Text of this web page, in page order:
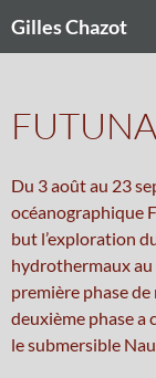
Gilles Chazot
FUTUNA
Du 3 août au 23
océanographique
but l’exploration
hydrothermaux au
première phase
deuxième phase a
le submersible